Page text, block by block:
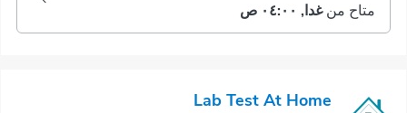
متاح من غدا, ٠٤:٠٠ ص
Lab Test At Home